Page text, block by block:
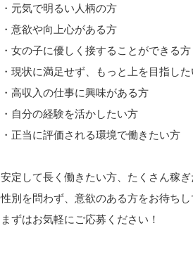
・元気で明るい人柄の方
・意欲や向上心がある方
・女の子に優しく接することができる方
・現状に満足せず、もっと上を目指し
・高収入の仕事に興味がある方
・自分の経験を活かしたい方
・正当に評価される環境で働きたい方
安定して長く働きたい方、たくさん稼ぎ
性別を問わず、意欲のある方をお待ちし
まずはお気軽にご応募ください！